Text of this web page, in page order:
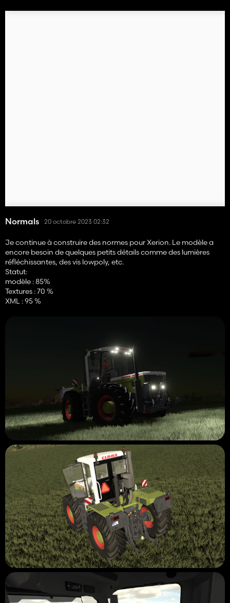
Normals 20 octobre 2023 02:32
Je continue à construire des normes pour Xerion. Le modèle a
encore besoin de quelques petits détails comme des lumières
réfléchissantes, des vis lowpoly, etc.
Statut:
modèle : 85%
Textures : 70 %
XML : 95 %